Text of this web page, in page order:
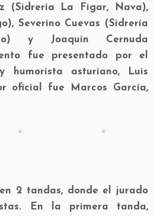
(Sidrería La Figar, Nava),
Severino Cuevas (Sidrería
y Joaquín Cernuda
fue presentado por el
humorista asturiano, Luis
oficial fue Marcos García,
2 tandas, donde el jurado
En la primera tanda,